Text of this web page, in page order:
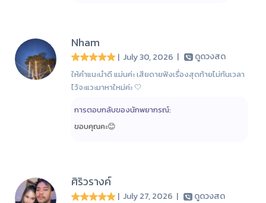
Nham
| July 30, 2026 | ดูดวงสด
ให้คำแนะนำดี แม่นค่ะ เสียดายฟังเรื่องสุดท้ายไม่ทันเวลา
ไว้จะแวะมาหาใหม่ค่ะ 🤍
การตอบกลับของนักพยากรณ์:
ขอบคุณคะ😊
ศิริวรางค์
| July 27, 2026 | ดูดวงสด